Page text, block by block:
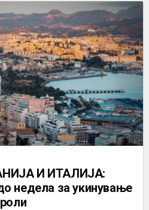
И ИТАЛИЈА:
недела за укинување